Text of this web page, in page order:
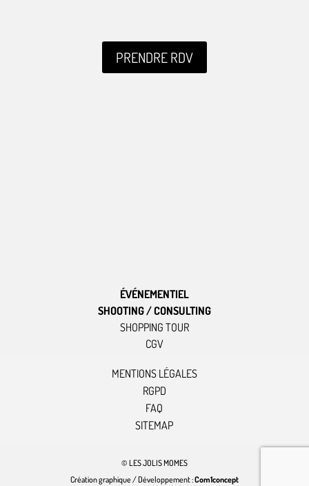
PRENDRE RDV
ÉVÉNEMENTIEL
SHOOTING / CONSULTING
SHOPPING TOUR
CGV
MENTIONS LÉGALES
RGPD
FAQ
SITEMAP
© LES JOLIS MOMES
Création graphique / Développement :Com1concept